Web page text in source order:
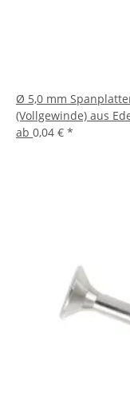
Ø 5,0 mm
(Vollgewinde) aus
ab 0,04 € *